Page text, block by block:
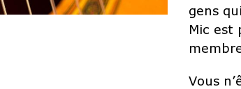
gens
Mic est
Vous